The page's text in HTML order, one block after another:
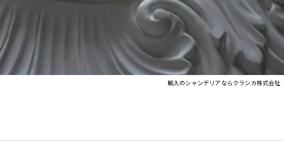
Orla Kiely Lamps クリスタル
輸入のシャンデリアならクラシカ株式会社